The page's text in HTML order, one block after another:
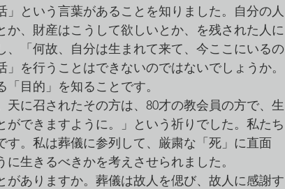
マス・復活祭・アドベント クリスチャン
という言葉があることを知りました。自分の人
、財産はこうして欲しいとか、を残された人に
「何故、自分は生まれて来て、今ここにいるの
を行うことはできないのではないでしょうか。
目的」を知ることです。
に召されたその方は、80才の教会員の方で、生
できますように。」という祈りでした。私たち
。私は葬儀に参列して、厳粛な「死」に直面
生きるべきかを考えさせられました。
ありますか。葬儀は故人を偲び、故人に感謝す